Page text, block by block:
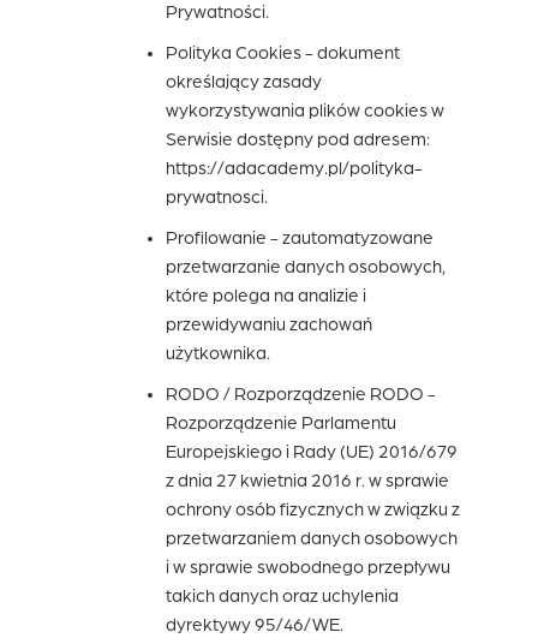
Prywatności.
Polityka Cookies- dokument
określający zasady
wykorzystywania plików cookies w
Serwisie dostępny pod adresem:
https://adacademy.pl/polityka-
prywatnosci.
Profilowanie - zautomatyzowane
przetwarzanie danych osobowych,
które polega na analizie i
przewidywaniu zachowań
użytkownika.
RODO / Rozporządzenie RODO -
Rozporządzenie Parlamentu
Europejskiego i Rady (UE) 2016/679
z dnia 27 kwietnia 2016 r. w sprawie
ochrony osób fizycznych w związku z
przetwarzaniem danych osobowych
i w sprawie swobodnego przepływu
takich danych oraz uchylenia
dyrektywy 95/46/WE.